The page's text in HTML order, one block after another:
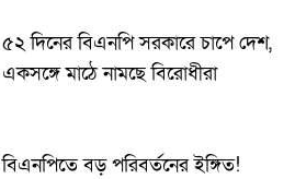
৫২ দিনের বিএনপি সরকারে চাপে দেশ,
একসঙ্গে মাঠে নামছে বিরোধীরা
বিএনপিতে বড় পরিবর্তনের ইঙ্গিত!